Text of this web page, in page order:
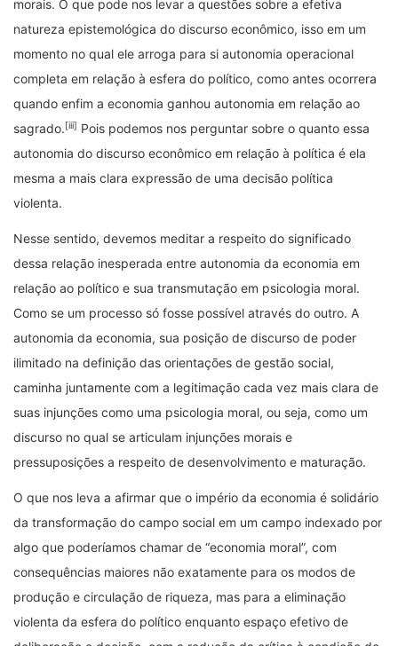
morais. O que pode nos levar a questões sobre a efetiva
natureza epistemológica do discurso econômico, isso em um
momento no qual ele arroga para si autonomia operacional
completa em relação à esfera do político, como antes ocorrera
quando enfim a economia ganhou autonomia em relação ao
sagrado. [iii] Pois podemos nos perguntar sobre o quanto essa
autonomia do discurso econômico em relação à política é ela
mesma a mais clara expressão de uma decisão política
violenta.
Nesse sentido, devemos meditar a respeito do significado
dessa relação inesperada entre autonomia da economia em
relação ao político e sua transmutação em psicologia moral.
Como se um processo só fosse possível através do outro. A
autonomia da economia, sua posição de discurso de poder
ilimitado na definição das orientações de gestão social,
caminha juntamente com a legitimação cada vez mais clara de
suas injunções como uma psicologia moral, ou seja, como um
discurso no qual se articulam injunções morais e
pressuposições a respeito de desenvolvimento e maturação.
O que nos leva a afirmar que o império da economia é solidário
da transformação do campo social em um campo indexado por
algo que poderíamos chamar de “economia moral”, com
consequências maiores não exatamente para os modos de
produção e circulação de riqueza, mas para a eliminação
violenta da esfera do político enquanto espaço efetivo de